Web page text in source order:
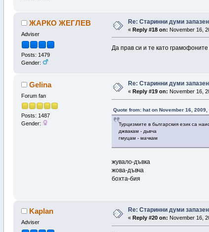
ЖАРКО ЖЕГЛЕВ
Adviser
Posts: 1479
Gender:
Re: Старинни думи
« Reply #18 on: November 16,
Да прав си и те като
Gelina
Forum fan
Posts: 1487
Gender:
Re: Старинни думи
« Reply #19 on: November 16,
Quote from: hat on November 16, 2009,
Турцизмите в бьлгарския език са
джвакам - дьвча
гмуцам - мачкам
жувало-дъвка
жова-дъвча
бохта-бия
Kaplan
Adviser
Re: Старинни думи
« Reply #20 on: November 16,